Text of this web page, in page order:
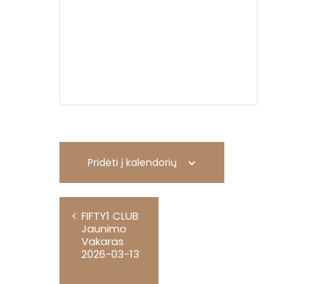
Pridėti į kalendorių
R
FIFTY1 CLUB
Jaunimo
Vakaras
2026-03-13